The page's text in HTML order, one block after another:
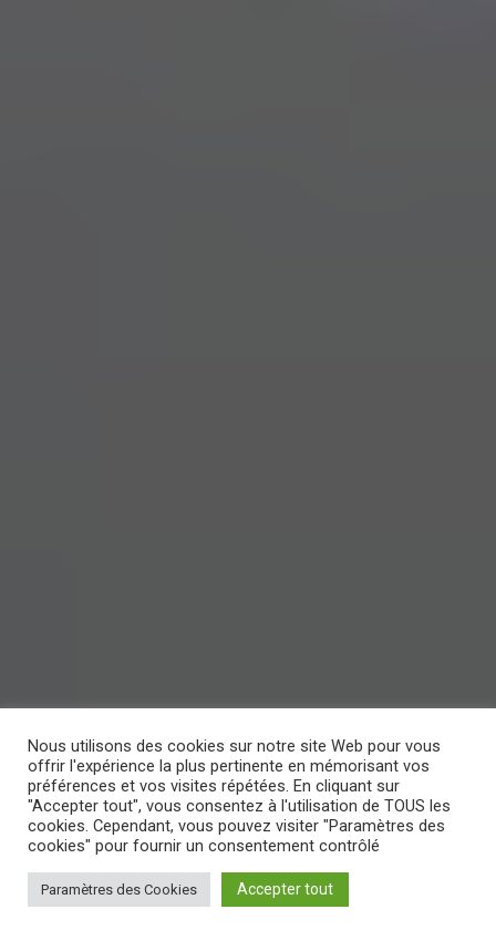
Nous utilisons des cookies sur notre site Web pour vous
offrir l'expérience la plus pertinente en mémorisant vos
préférences et vos visites répétées. En cliquant sur
"Accepter tout", vous consentez à l'utilisation de TOUS les
cookies. Cependant, vous pouvez visiter "Paramètres des
cookies" pour fournir un consentement contrôlé
Paramètres des Cookies Accepter tout